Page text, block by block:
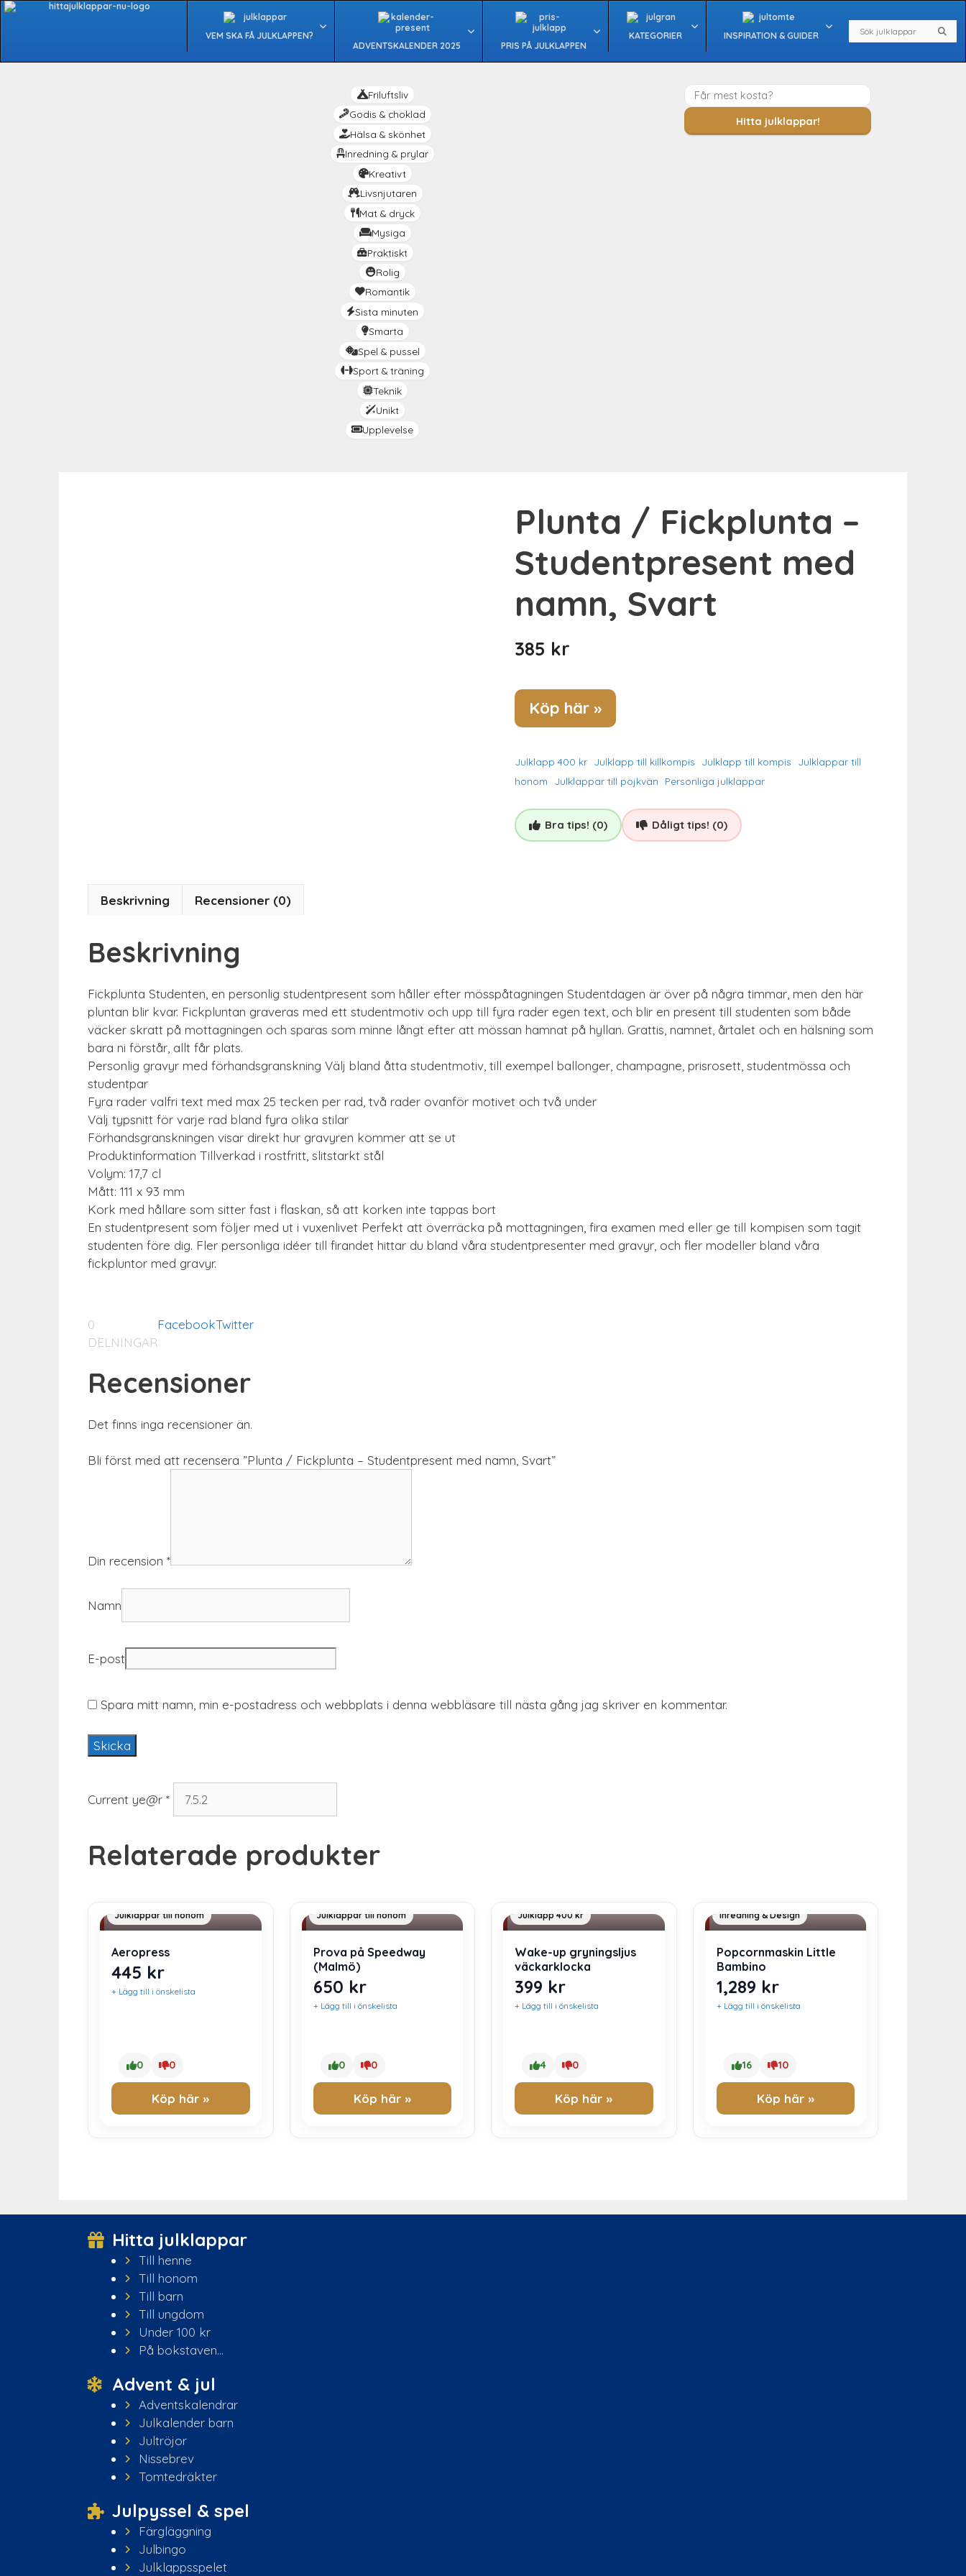
Hoppa
VEM SKA FÅ JULKLAPPEN?
ADVENTSKALENDER 2025
PRIS PÅ JULKLAPPEN
KATEGORIER INSPIRATION & GUIDER
Friluftsliv
Godis & choklad
Hälsa & skönhet
Inredning & prylar
Kreativt
Livsnjutaren
Mat & dryck
Mysiga
Praktiskt
Rolig
Romantik
Sista minuten
Smarta
Spel & pussel
Sport & träning
Teknik
Unikt
Upplevelse
Hitta julklappar!
Plunta / Fickplunta –
Studentpresent med
namn, Svart
385 kr
Köp här »
Julklapp 400 kr Julklapp till killkompis Julklapp till kompis
Julklappar till
honom
Julklappar till pojkvän Personliga julklappar
Bra tips! (0) Dåligt tips! (0)
Beskrivning Recensioner (0)
Beskrivning
Fickplunta Studenten, en personlig studentpresent som håller efter mösspåtagningen Studentdagen är över på några timmar, men den här
pluntan blir kvar. Fickpluntan graveras med ett studentmotiv och upp till fyra rader egen text, och blir en present till studenten som både
väcker skratt på mottagningen och sparas som minne långt efter att mössan hamnat på hyllan. Grattis, namnet, årtalet och en hälsning som
bara ni förstår, allt får plats.
Personlig gravyr med förhandsgranskning Välj bland åtta studentmotiv, till exempel ballonger, champagne, prisrosett, studentmössa och
studentpar
Fyra rader valfri text med max 25 tecken per rad, två rader ovanför motivet och två under
Välj typsnitt för varje rad bland fyra olika stilar
Förhandsgranskningen visar direkt hur gravyren kommer att se ut
Produktinformation Tillverkad i rostfritt, slitstarkt stål
Volym: 17,7 cl
Mått: 111 x 93 mm
Kork med hållare som sitter fast i flaskan, så att korken inte tappas bort
En studentpresent som följer med ut i vuxenlivet Perfekt att överräcka på mottagningen, fira examen med eller ge till kompisen som tagit
studenten före dig. Fler personliga idéer till firandet hittar du bland våra studentpresenter med gravyr, och fler modeller bland våra
fickpluntor med gravyr.
0
DELNINGAR
FacebookTwitter
Recensioner
Det finns inga recensioner än.
Bli först med att recensera ”Plunta / Fickplunta – Studentpresent med namn, Svart”
Din recension *
Namn
E-post
Spara mitt namn, min e-postadress och webbplats i denna webbläsare till nästa gång jag skriver en kommentar.
Current ye@r *
Relaterade produkter
Julklappar till honom
Aeropress
445 kr
+ Lägg till i önskelista
0 0
Köp här »
Julklappar till honom
Prova på Speedway
(Malmö)
650 kr
+ Lägg till i önskelista
0 0
Köp här »
Julklapp 400 kr
Wake-up gryningsljus
väckarklocka
399 kr
+ Lägg till i önskelista
4 0
Köp här »
Inredning & Design
Popcornmaskin Little
Bambino
1,289 kr
+ Lägg till i önskelista
16 10
Köp här »
Hitta julklappar
Till henne
Till honom
Till barn
Till ungdom
Under 100 kr
På bokstaven...
Advent & jul
Adventskalendrar
Julkalender barn
Jultröjor
Nissebrev
Tomtedräkter
Julpyssel & spel
Färgläggning
Julbingo
Julklappsspelet